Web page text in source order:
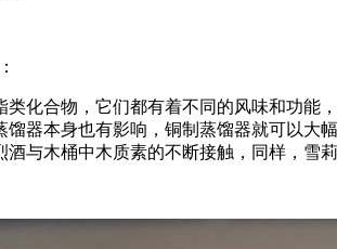
化合物，它们都有着不同的风味和功能
器本身也有影响，铜制蒸馏器就可以大
与木桶中木质素的不断接触，同样，雪